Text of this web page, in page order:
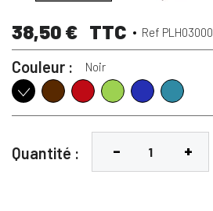
38,50 € TTC Ref PLH03000
Couleur : Noir
Noir MarronRougeLime Bleu RoiTurquoise
Quantité :